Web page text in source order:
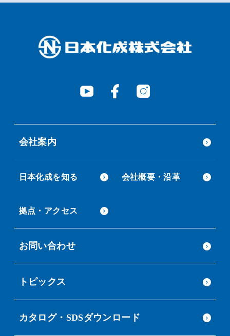
会社案内
日本化成を知る 会社概要・沿革
拠点・アクセス
お問い合わせ
トピックス
カタログ・SDSダウンロード